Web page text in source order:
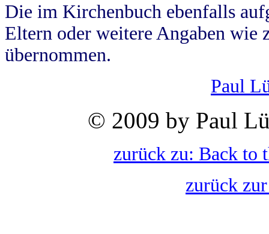
Die im Kirchenbuch ebenfalls
Eltern oder weitere Angaben wie
übernommen.
Paul
© 2009 by Paul
zurück zu: Back to
zurück